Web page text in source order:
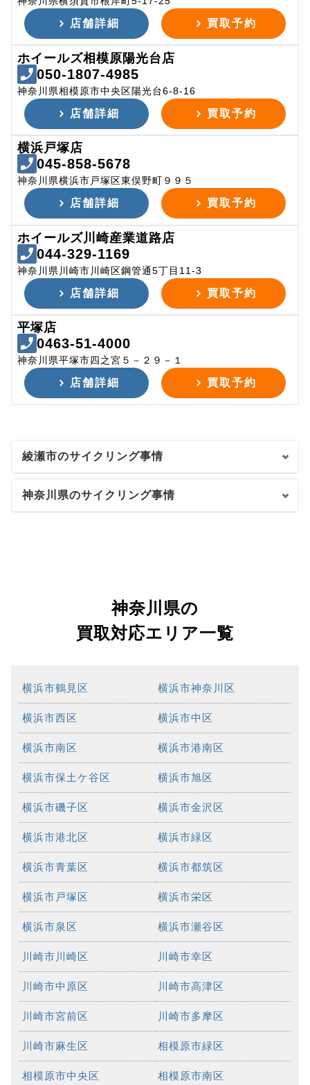
店舗詳細 買取予約
ホイールズ相模原陽光台店
050-1807-4985
神奈川県相模原市中央区陽光台6-8-16
店舗詳細 買取予約
横浜戸塚店
045-858-5678
神奈川県横浜市戸塚区東俣野町９９５
店舗詳細 買取予約
ホイールズ川崎産業道路店
044-329-1169
神奈川県川崎市川崎区鋼管通5丁目11-3
店舗詳細 買取予約
平塚店
0463-51-4000
神奈川県平塚市四之宮５－２９－１
店舗詳細 買取予約
綾瀬市のサイクリング事情
神奈川県のサイクリング事情
神奈川県の
買取対応エリア一覧
横浜市鶴見区 横浜市神奈川区
横浜市西区 横浜市中区
横浜市南区 横浜市港南区
横浜市保土ケ谷区 横浜市旭区
横浜市磯子区 横浜市金沢区
横浜市港北区 横浜市緑区
横浜市青葉区 横浜市都筑区
横浜市戸塚区 横浜市栄区
横浜市泉区 横浜市瀬谷区
川崎市川崎区 川崎市幸区
川崎市中原区 川崎市高津区
川崎市宮前区 川崎市多摩区
川崎市麻生区 相模原市緑区
相模原市中央区 相模原市南区